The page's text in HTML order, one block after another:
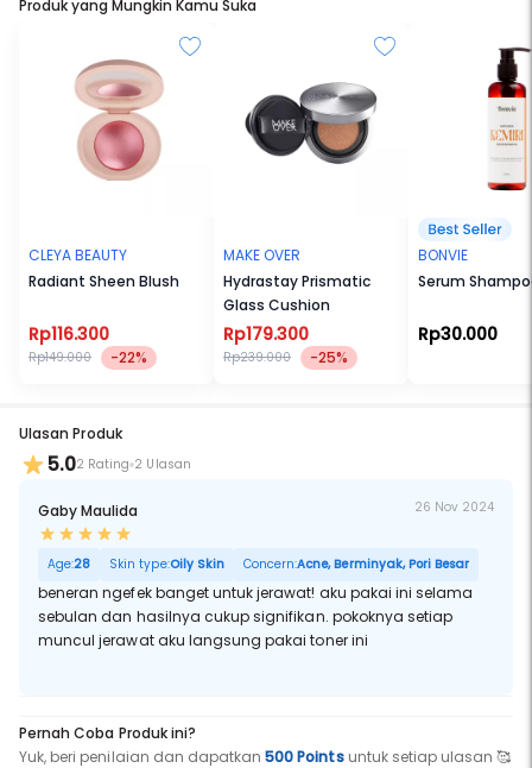
membantu menyeimbangkan produksi minyak. Formula ini tidak
membantu menjaga keseimbangan kelembapan alami kulit,
sehingga kulit Anda tampak fresh dan glowing.
Manfaat :
- Menghaluskan dan membersihkan kulit wajah : Salicylic Acid
bekerja untuk menyerap kedalam dan permukaan kulit serta
membuka pori-pori yang tersumbat, mengatasi jerawat dan
- Menyeimbangkan Produksi Minyak: Succinic Acid membantu
mengatur produksi sebum, mengurangi minyak berlebih dan
membuat kulit lebih bersinar.
- Menenangkan dan Menenangkan: Formulanya dirancang untuk
menenangkan dan meredakan iritasi pada kulit, sehingga cocok
untuk area yang sensitif.
Produk yang Mungkin Kamu Suka
CLEYA BEAUTY
Radiant Sheen Blush
Rp116.300
Rp149.000 -22%
MAKE OVER
Hydrastay Prismatic
Glass Cushion
Rp179.300
Rp239.000 -25%
BONVIE
Serum
Rp30.000
Ulasan Produk
5.02 Rating 2 Ulasan
Gaby Maulida 26 Nov 2024
Age:28 Skin type:Oily Skin Concern:Acne, Berminyak, Pori Besar
beneran ngefek banget untuk jerawat! aku pakai ini selama
sebulan dan hasilnya cukup signifikan. pokoknya setiap
muncul jerawat aku langsung pakai toner ini
Pernah Coba Produk ini?
Yuk, beri penilaian dan dapatkan500 Pointsuntuk setiap ulasan 🥰